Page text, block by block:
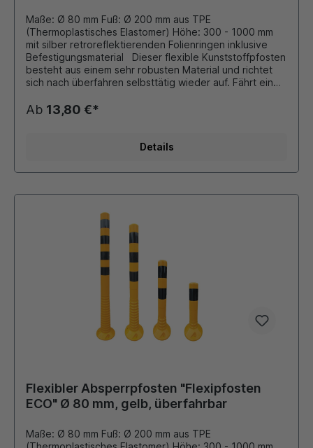
Maße: Ø 80 mm Fuß: Ø 200 mm aus TPE
(Thermoplastisches Elastomer) Höhe: 300 - 1000 mm
mit silber retroreflektierenden Folienringen inklusive
Befestigungsmaterial Dieser flexible Kunststoffpfosten
besteht aus einem sehr robusten Material und richtet
sich nach überfahren selbsttätig wieder auf. Fährt ein
knickt auf bis zu 90 Grad um, ohne zerstört zu werden.
Die EcoLINE-Flexipfosten aus TPE bieten eine
ideal dort, wo eine zuverlässige Markierung zu einem
hochflexiblen TPU-Pfosten. Zubehör: Adapter mit M36
Schrauböse mit M36 Gewinde passend zum Adapter
verschiedene Schilder, Hinweistafeln, Zeichen aus
Ab 13,80 €*
Details
Flexibler Absperrpfosten "Flexipfosten
ECO" Ø 80 mm, gelb, überfahrbar
Maße: Ø 80 mm Fuß: Ø 200 mm aus TPE